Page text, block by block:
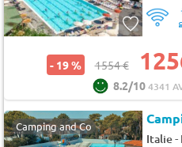
- 19 % 1554 €
8.2/104341
Camping and Co
Italie-